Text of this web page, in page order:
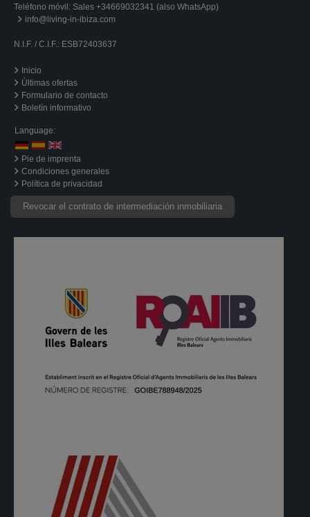
Teléfono móvil: Sales +34669032341 (also WhatsApp)
info@living-in-ibiza.com
N.I.F. / C.I.F.: ESB72403637
Inicio
Últimas ofertas
Formulario de contacto
Boletín informativo
Language:
Pie de imprenta
Condiciones generales
Política de privacidad
Revocar el contrato de intermediación inmobiliaria